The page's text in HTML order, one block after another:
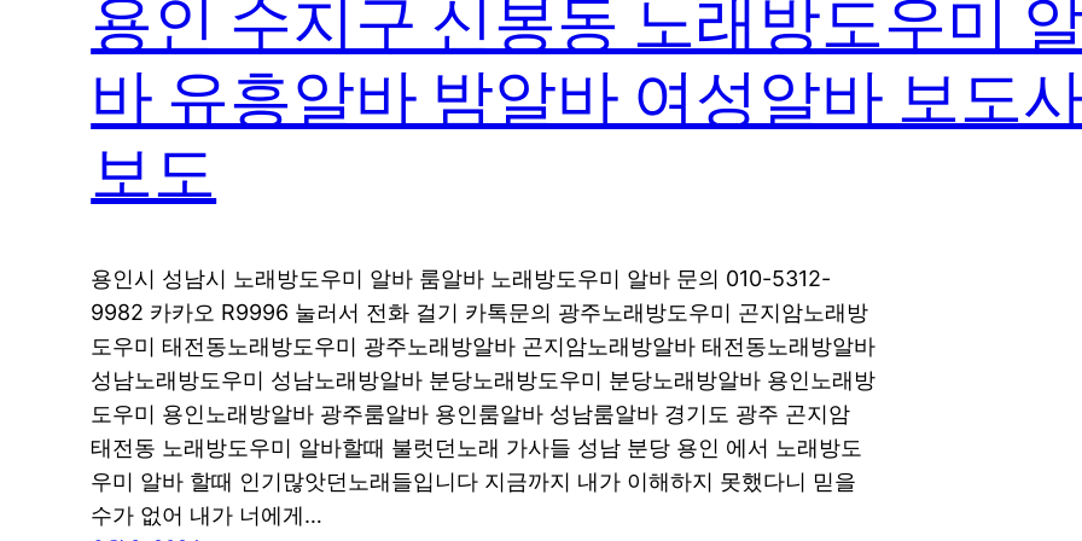
용인 수지구 신봉동 노래방도우미
바 유흥알바 밤알바 여성알바 보도
보도
용인시 성남시 노래방도우미 알바 룸알바 노래방도우미 알바 문의 010-5312-
9982 카카오 R9996 눌러서 전화 걸기 카톡문의 광주노래방도우미 곤지암노래방
도우미 태전동노래방도우미 광주노래방알바 곤지암노래방알바 태전동노래방알바
성남노래방도우미 성남노래방알바 분당노래방도우미 분당노래방알바 용인노래방
도우미 용인노래방알바 광주룸알바 용인룸알바 성남룸알바 경기도 광주 곤지암
태전동 노래방도우미 알바할때 불럿던노래 가사들 성남 분당 용인 에서 노래방도
우미 알바 할때 인기많앗던노래들입니다 지금까지 내가 이해하지 못했다니 믿을
수가 없어 내가 너에게…